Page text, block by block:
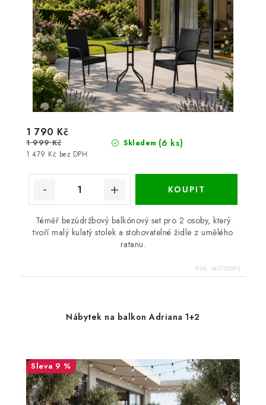
Skladem (6 ks)
1 479 Kč bez DPH
1 790 Kč
1 999 Kč
Téměř bezúdržbový balkónový set pro 2 osoby, který
tvoří malý kulatý stolek a stohovatelné židle z umělého
ratanu.
Kód: 3457026P2
Nábytek na balkon Adriana 1+2
9 %